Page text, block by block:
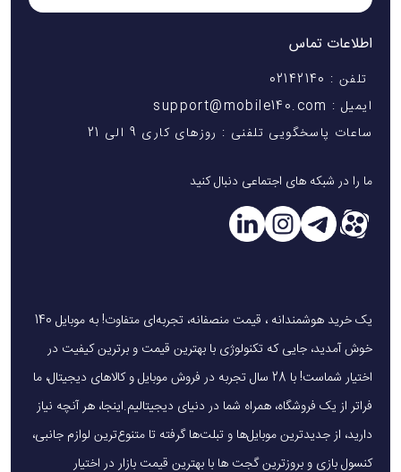
اطلاعات تماس
تلفن : 02142140
ایمیل : support@mobile140.com
ساعات پاسخگویی تلفنی : روزهای کاری 9 الی 21
ما را در شبکه های اجتماعی دنبال کنید
یک خرید هوشمندانه ، قیمت منصفانه، تجربه‌ای متفاوت! به موبایل 140
خوش آمدید، جایی که تکنولوژی با بهترین قیمت و برترین کیفیت در
اختیار شماست! با 28 سال تجربه در فروش موبایل و کالاهای دیجیتال، ما
فراتر از یک فروشگاه، همراه شما در دنیای دیجیتالیم.اینجا، هر آنچه نیاز
دارید، از جدیدترین موبایل‌ها و تبلت‌ها گرفته تا متنوع‌ترین لوازم جانبی،
کنسول بازی و بروزترین گجت ها با بهترین قیمت بازار در اختیار